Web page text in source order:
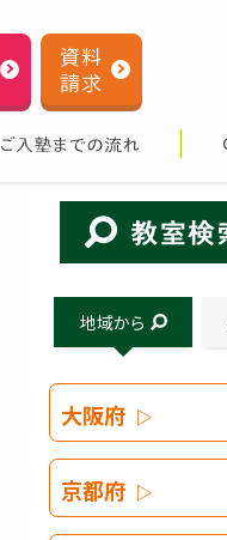
資料
請求
地域から
大阪府
京都府